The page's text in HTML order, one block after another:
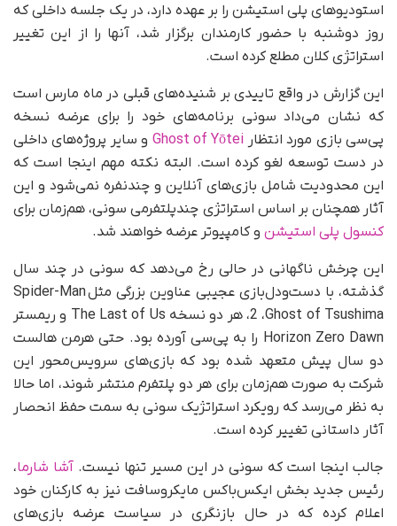
استودیوهای پلی استیشن را بر عهده دارد، در یک جلسه داخلی که
روز دوشنبه با حضور کارمندان برگزار شد، آنها را از این تغییر
استراتژی کلان مطلع کرده است.
این گزارش در واقع تاییدی بر شنیده‌های قبلی در ماه مارس است
که نشان می‌داد سونی برنامه‌های خود را برای عرضه نسخه
پی‌سی بازی مورد انتظار Ghost of Yōtei و سایر پروژه‌های داخلی
در دست توسعه لغو کرده است. البته نکته مهم اینجا است که
این محدودیت شامل بازی‌های آنلاین و چندنفره نمی‌شود و این
آثار همچنان بر اساس استراتژی چندپلتفرمی سونی، هم‌زمان برای
کنسول پلی استیشن و کامپیوتر عرضه خواهند شد.
این چرخش ناگهانی در حالی رخ می‌دهد که سونی در چند سال
گذشته، با دست‌ودل‌بازی عجیبی عناوین بزرگی مثل Spider-Man
2 ،Ghost of Tsushima، هر دو نسخه The Last of Us و ریمستر
Horizon Zero Dawn را به پی‌سی آورده بود. حتی هرمن هالست
دو سال پیش متعهد شده بود که بازی‌های سرویس‌محور این
شرکت به صورت هم‌زمان برای هر دو پلتفرم منتشر شوند، اما حالا
به نظر می‌رسد که رویکرد استراتژیک سونی به سمت حفظ انحصار
آثار داستانی تغییر کرده است.
جالب اینجا است که سونی در این مسیر تنها نیست. آشا شارما،
رئیس جدید بخش ایکس‌باکس مایکروسافت نیز به کارکنان خود
اعلام کرده که در حال بازنگری در سیاست عرضه بازی‌های